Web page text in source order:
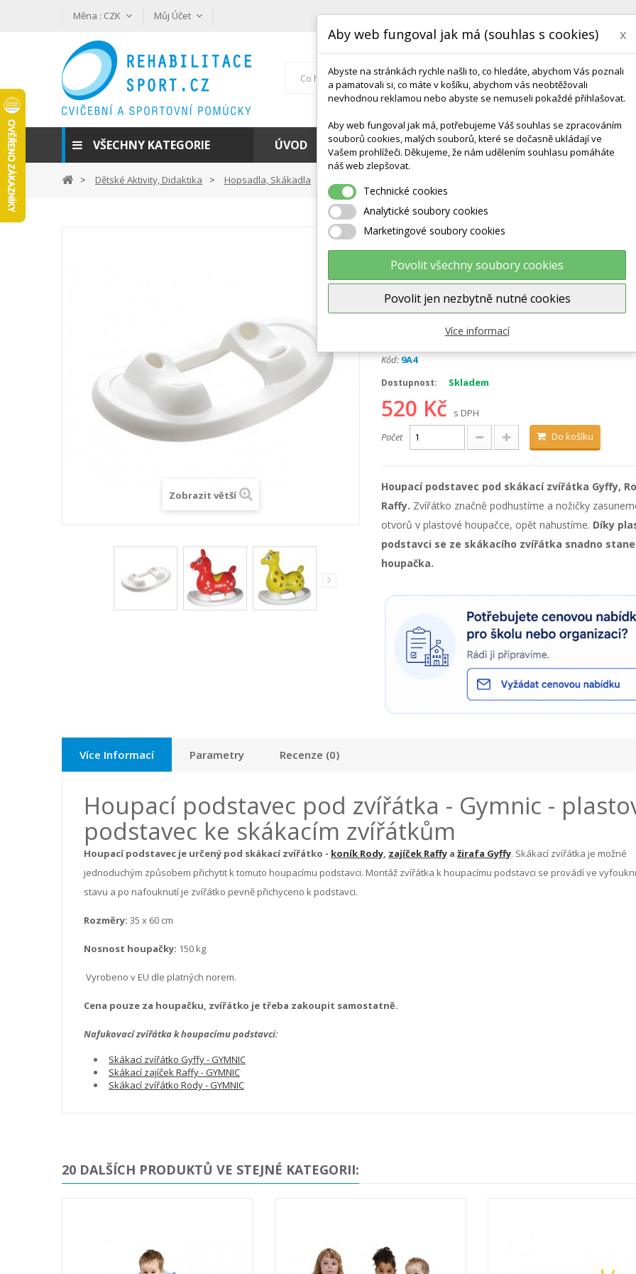
Měna : CZK Můj Účet
VŠECHNY KATEGORIE ÚVOD KONTAKT DODÁNÍ A TERMÍNY CZ & SK
Dětské Aktivity, Didaktika Hopsadla, Skákadla
Zobrazit větší
Houpací podstavec pod
Rody, Gyffy a Raffy - GYMNIC
Výrobce:Gymnic
Hopsadla, skákadla
Kód: 9A4
Dostupnost: Skladem
520 Kč
s DPH
Počet
Do košíku
Houpací podstavec pod skákací zvířátka Gyffy,
Raffy. Zvířátko značně podhustíme a nožičky
otvorů v plastové houpačce, opět nahustíme. Díky
podstavci se ze skákacího zvířátka snadno stane
houpačka.
Více Informací Parametry Recenze (0)
Houpací podstavec pod zvířátka - Gymnic -
podstavec ke skákacím zvířátkům
Houpací podstavec je určený pod skákací zvířátko - koník Rody, zajíček Raffy a žirafa Gyffy. Skákací zvířátka je možné
jednoduchým způsobem přichytit k tomuto houpacímu podstavci. Montáž zvířátka k houpacímu podstavci se provádí ve
stavu a po nafouknutí je zvířátko pevně přichyceno k podstavci.
Rozměry: 35 x 60 cm
Nosnost houpačky: 150 kg
Vyrobeno v EU dle platných norem.
Cena pouze za houpačku, zvířátko je třeba zakoupit samostatně.
Nafukovací zvířátka k houpacímu podstavci:
Skákací zvířátko Gyffy - GYMNIC
Skákací zajíček Raffy - GYMNIC
Skákací zvířátko Rody - GYMNIC
20 DALŠÍCH PRODUKTŮ VE STEJNÉ KATEGORII:
Aby web fungoval jak má (souhlas s cookies) x
Abyste na stránkách rychle našli to, co hledáte, abychom Vás poznali
a pamatovali si, co máte v košíku, abychom vás neobtěžovali
nevhodnou reklamou nebo abyste se nemuseli pokaždé přihlašovat.
Aby web fungoval jak má, potřebujeme Váš souhlas se zpracováním
souborů cookies, malých souborů, které se dočasně ukládají ve
Vašem prohlížeči. Děkujeme, že nám udělením souhlasu pomáháte
náš web zlepšovat.
Technické cookies
Analytické soubory cookies
Marketingové soubory cookies
Povolit všechny soubory cookies
Povolit jen nezbytně nutné cookies
Více informací